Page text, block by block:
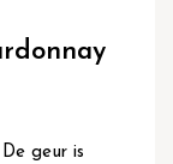
geur is